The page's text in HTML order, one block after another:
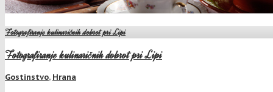
Fotografiranje kulinaričnih dobrot pri Lipi
Fotografiranje kulinaričnih dobrot pri Lipi
Gostinstvo, Hrana